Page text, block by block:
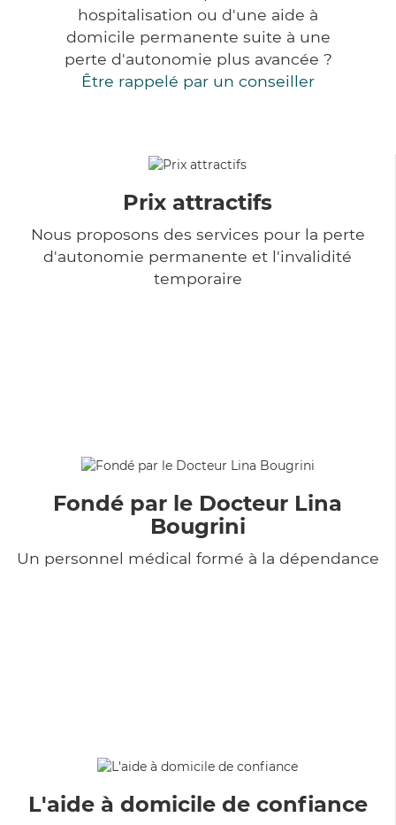
hospitalisation ou d'une aide à
domicile permanente suite à une
perte d'autonomie plus avancée ?
Être rappelé par un conseiller
Prix attractifs
Nous proposons des services pour la perte
d'autonomie permanente et l'invalidité
temporaire
Fondé par le Docteur Lina
Bougrini
Un personnel médical formé à la dépendance
L'aide à domicile de confiance